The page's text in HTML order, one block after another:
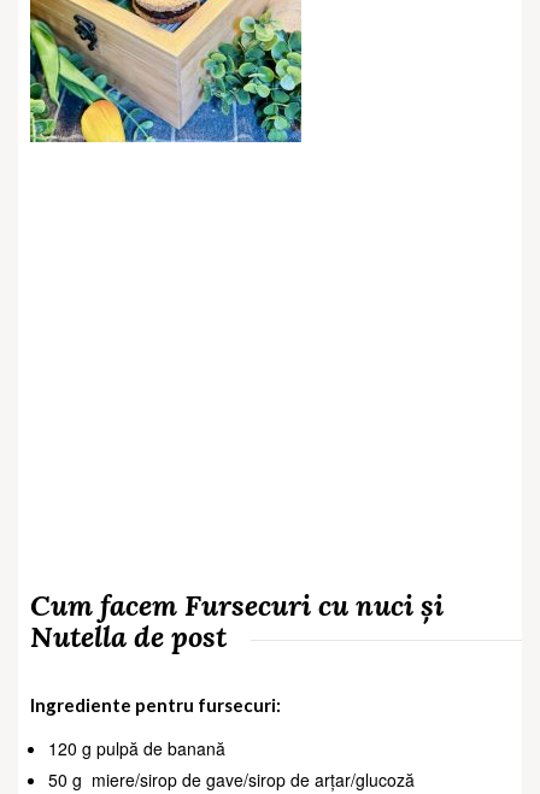
Cum facem Fursecuri cu nuci și
Nutella de post
Ingrediente pentru fursecuri:
120 g pulpă de banană
50 g miere/sirop de gave/sirop de arțar/glucoză